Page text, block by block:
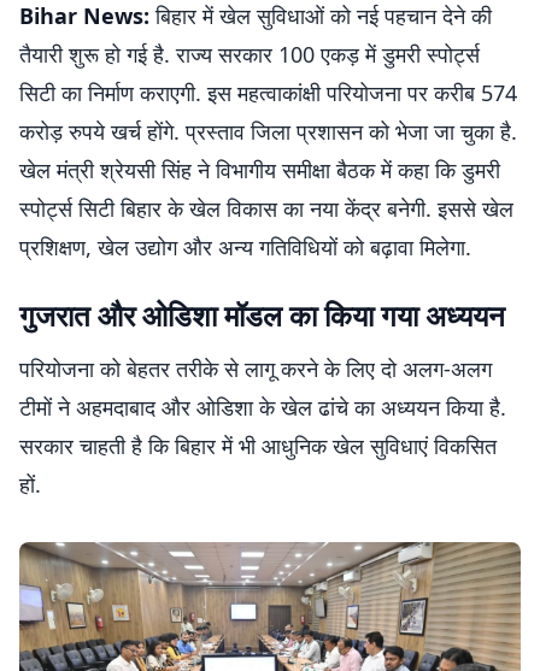
Bihar News: बिहार में खेल सुविधाओं को नई पहचान देने की
तैयारी शुरू हो गई है. राज्य सरकार 100 एकड़ में डुमरी स्पोर्ट्स
सिटी का निर्माण कराएगी. इस महत्वाकांक्षी परियोजना पर करीब 574
करोड़ रुपये खर्च होंगे. प्रस्ताव जिला प्रशासन को भेजा जा चुका है.
खेल मंत्री श्रेयसी सिंह ने विभागीय समीक्षा बैठक में कहा कि डुमरी
स्पोर्ट्स सिटी बिहार के खेल विकास का नया केंद्र बनेगी. इससे खेल
प्रशिक्षण, खेल उद्योग और अन्य गतिविधियों को बढ़ावा मिलेगा.
गुजरात और ओडिशा मॉडल का किया गया अध्ययन
परियोजना को बेहतर तरीके से लागू करने के लिए दो अलग-अलग
टीमों ने अहमदाबाद और ओडिशा के खेल ढांचे का अध्ययन किया है.
सरकार चाहती है कि बिहार में भी आधुनिक खेल सुविधाएं विकसित
हों.